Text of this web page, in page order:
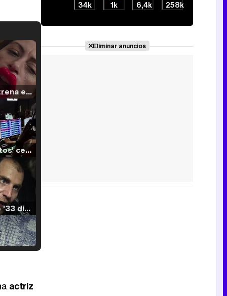
Filmin estrena el tráiler de 'Millennial Mal', su nueva comedia universitaria de la mano de Lorena Iglesias
'120 Minutos' celebra sus 2.000 programas en Telemadrid con un vídeo del día a día en la redacción
Tráiler de '33 días', la nueva serie de Atresplayer con Julián Villagrán y José Manuel Poga
actriz
34k 1k 6,4k 258k
Eliminar anuncios